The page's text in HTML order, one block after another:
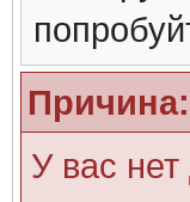
Причина:
У вас